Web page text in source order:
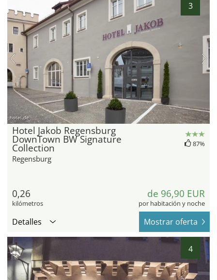
3
hotel.de
Hotel Jakob Regensburg
DownTown BW Signature
Collection
Regensburg
87%
0,26
kilómetros
de 96,90 EUR
por habitación y noche
Detalles Mostrar oferta
4